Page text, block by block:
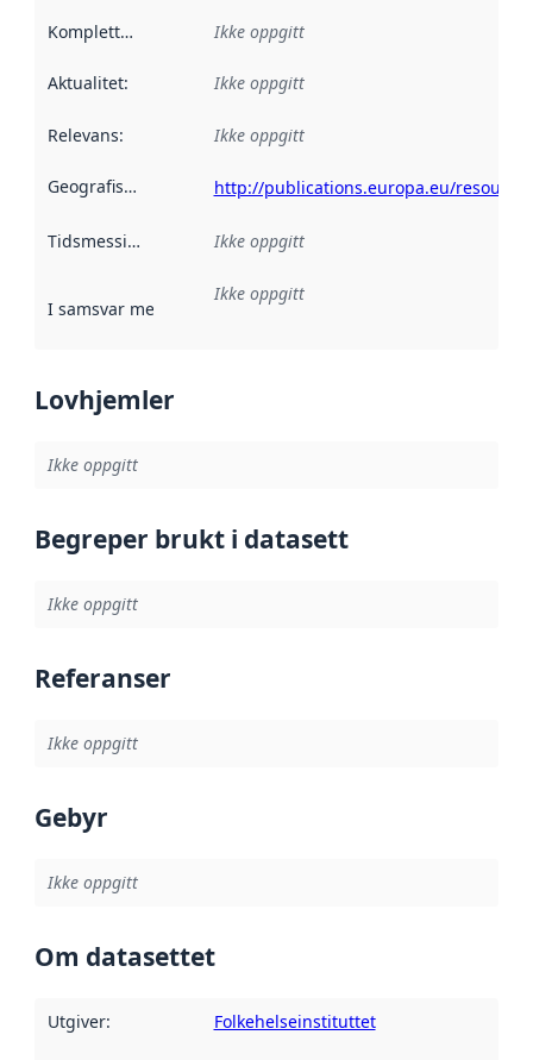
Kompletthet Ikke oppgitt
Aktualitet: Ikke oppgitt
Relevans: Ikke oppgitt
Geografisk avgrensning :
http://publications.europa.eu/
Tidsmessig avgrensning :
Ikke oppgitt
I samsvar med Referanse til en implementasjonsregel
Ikke oppgitt
Lovhjemler
Ikke oppgitt
Begreper brukt i datasett
Ikke oppgitt
Referanser
Ikke oppgitt
Gebyr
Ikke oppgitt
Om datasettet
Utgiver: Folkehelseinstituttet